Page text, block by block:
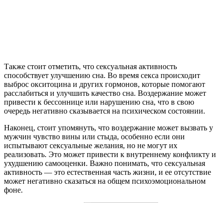
Также стоит отметить, что сексуальная активность
способствует улучшению сна. Во время секса происходит
выброс окситоцина и других гормонов, которые помогают
расслабиться и улучшить качество сна. Воздержание может
привести к бессоннице или нарушению сна, что в свою
очередь негативно сказывается на психическом состоянии.
Наконец, стоит упомянуть, что воздержание может вызвать у
мужчин чувство вины или стыда, особенно если они
испытывают сексуальные желания, но не могут их
реализовать. Это может привести к внутреннему конфликту и
ухудшению самооценки. Важно понимать, что сексуальная
активность — это естественная часть жизни, и ее отсутствие
может негативно сказаться на общем психоэмоциональном
фоне.